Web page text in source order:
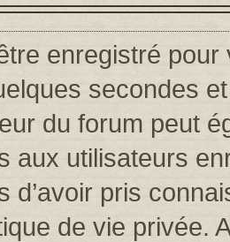
enregistré pour
secondes
du forum peut
aux utilisateurs
d’avoir pris
de vie privée.